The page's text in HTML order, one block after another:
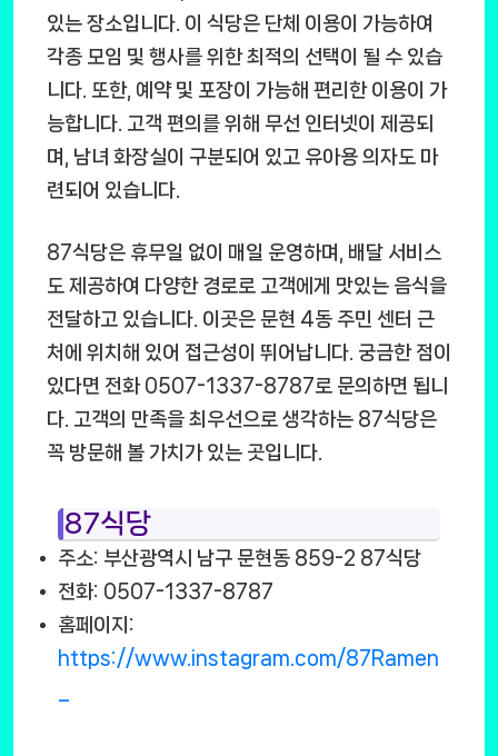
있는 장소입니다. 이 식당은 단체 이용이 가능하여
각종 모임 및 행사를 위한 최적의 선택이 될 수 있습
니다. 또한, 예약 및 포장이 가능해 편리한 이용이 가
능합니다. 고객 편의를 위해 무선 인터넷이 제공되
며, 남녀 화장실이 구분되어 있고 유아용 의자도 마
련되어 있습니다.
87식당은 휴무일 없이 매일 운영하며, 배달 서비스
도 제공하여 다양한 경로로 고객에게 맛있는 음식을
전달하고 있습니다. 이곳은 문현 4동 주민 센터 근
처에 위치해 있어 접근성이 뛰어납니다. 궁금한 점이
있다면 전화 0507-1337-8787로 문의하면 됩니
다. 고객의 만족을 최우선으로 생각하는 87식당은
꼭 방문해 볼 가치가 있는 곳입니다.
87식당
주소: 부산광역시 남구 문현동 859-2 87식당
전화: 0507-1337-8787
홈페이지:
https://www.instagram.com/87Ramen